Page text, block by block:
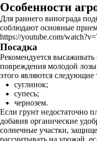
Особенности
Для раннего винограда
соблюдают основные
https://youtube.com/
Посадка
Рекомендуется
повреждения молодой
этого являются
суглинок;
супесь;
чернозем.
Если грунт недостаточно
добавив органические
солнечные участки,
рассчитывать на урожай,